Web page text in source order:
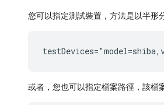
您可以指定測試裝置，方法是以半形
或者，您也可以指定檔案路徑，該檔